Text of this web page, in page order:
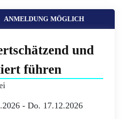
ANMELDUNG MÖGLICH
und
führen
-Do. 17.12.2026